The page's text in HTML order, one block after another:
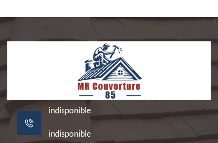
indisponible
indisponible